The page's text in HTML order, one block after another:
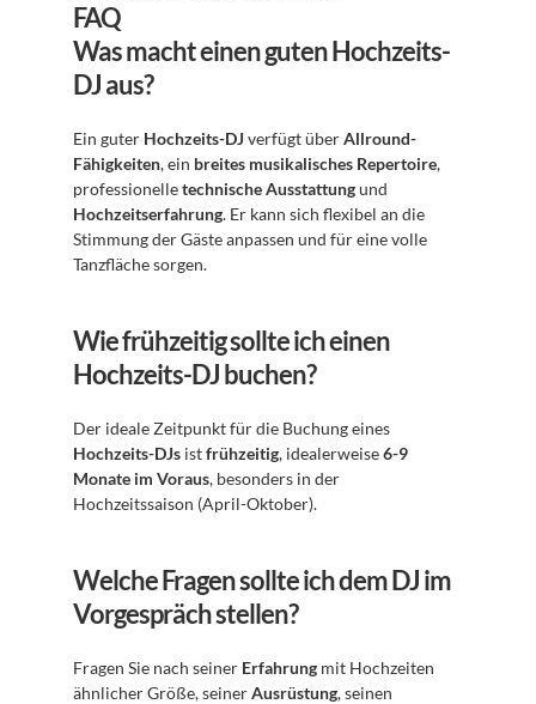
FAQ
Was macht einen guten Hochzeits-
DJ aus?
Ein guter Hochzeits-DJ verfügt über Allround-
Fähigkeiten, ein breites musikalisches Repertoire,
professionelle technische Ausstattung
Hochzeitserfahrung. Er kann sich flexibel an die
Stimmung der Gäste anpassen und für eine volle
Tanzfläche sorgen.
Wie frühzeitig sollte ich einen
Hochzeits-DJ buchen?
Hochzeits-DJs ist frühzeitig, idealerweise 6-9
Monate im Voraus, besonders in der
Hochzeitssaison (April-Oktober).
Welche Fragen sollte ich dem DJ im
Vorgespräch stellen?
Fragen Sie nach seiner Erfahrung mit Hochzeiten
ähnlicher Größe, seiner Ausrüstung